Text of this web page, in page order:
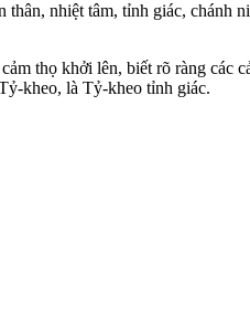
nhiệt tâm, tỉnh giác,
thọ khởi lên, biết rõ ràng các
kheo, là Tỷ-kheo tỉnh giác.